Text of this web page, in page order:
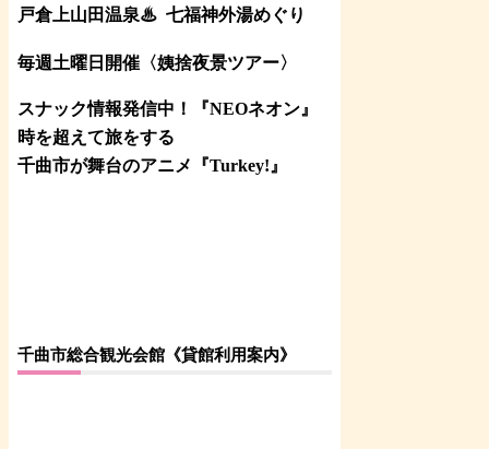
戸倉上山田温泉♨ 七福神外湯めぐり
毎週土曜日開催〈姨捨夜景ツアー〉
スナック情報発信中！『NEOネオン』
時を超えて旅をする
千曲市が舞台のアニメ『Turkey!』
千曲市総合観光会館《貸館利用案内》